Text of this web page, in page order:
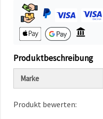
Alle
akzeptieren
Cookie-
Produktbeschreibung
Marke
Produkt bewerten: